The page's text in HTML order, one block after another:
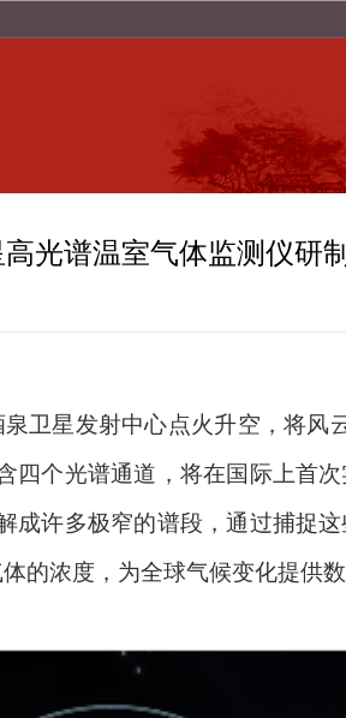
光谱温室气体监测仪研
卫星发射中心点火升空，将风
四个光谱通道，将在国际上首
成许多极窄的谱段，通过捕捉
的浓度，为全球气候变化提供